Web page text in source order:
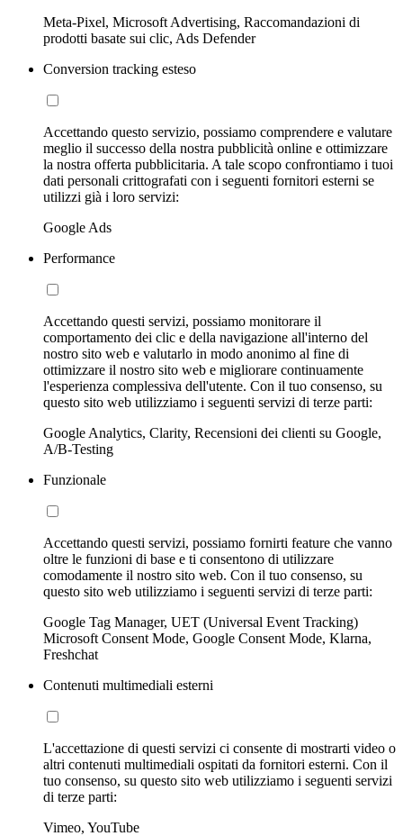
Meta-Pixel, Microsoft Advertising, Raccomandazioni di
prodotti basate sui clic, Ads Defender
Conversion tracking esteso
Accettando questo servizio, possiamo comprendere e valutare
meglio il successo della nostra pubblicità online e ottimizzare
la nostra offerta pubblicitaria. A tale scopo confrontiamo i tuoi
dati personali crittografati con i seguenti fornitori esterni se
utilizzi già i loro servizi:
Google Ads
Performance
Accettando questi servizi, possiamo monitorare il
comportamento dei clic e della navigazione all'interno del
nostro sito web e valutarlo in modo anonimo al fine di
ottimizzare il nostro sito web e migliorare continuamente
l'esperienza complessiva dell'utente. Con il tuo consenso, su
questo sito web utilizziamo i seguenti servizi di terze parti:
Google Analytics, Clarity, Recensioni dei clienti su Google,
A/B-Testing
Funzionale
Accettando questi servizi, possiamo fornirti feature che vanno
oltre le funzioni di base e ti consentono di utilizzare
comodamente il nostro sito web. Con il tuo consenso, su
questo sito web utilizziamo i seguenti servizi di terze parti:
Google Tag Manager, UET (Universal Event Tracking)
Microsoft Consent Mode, Google Consent Mode, Klarna,
Freshchat
Contenuti multimediali esterni
L'accettazione di questi servizi ci consente di mostrarti video o
altri contenuti multimediali ospitati da fornitori esterni. Con il
tuo consenso, su questo sito web utilizziamo i seguenti servizi
di terze parti:
Vimeo, YouTube